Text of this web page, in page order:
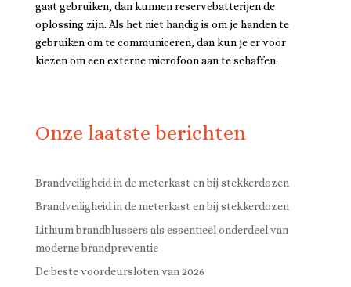
gaat gebruiken, dan kunnen reservebatterijen de
oplossing zijn. Als het niet handig is om je handen te
gebruiken om te communiceren, dan kun je er voor
kiezen om een externe microfoon aan te schaffen.
Onze laatste berichten
Brandveiligheid in de meterkast en bij stekkerdozen
Brandveiligheid in de meterkast en bij stekkerdozen
Lithium brandblussers als essentieel onderdeel van
moderne brandpreventie
De beste voordeursloten van 2026